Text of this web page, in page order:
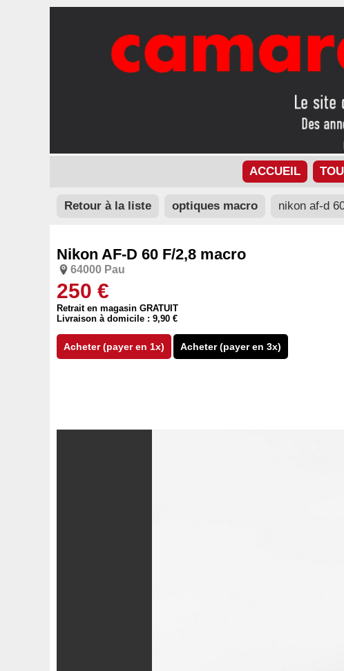
ACCUEIL
Retour à la liste optiques macro nikon af-d
Nikon AF-D 60 F/2,8 macro
64000 Pau
250 €
Retrait en magasin GRATUIT
Livraison à domicile : 9,90 €
Acheter (payer en 1x) Acheter (payer en 3x)